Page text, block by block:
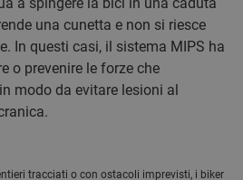
una cunetta e non si riesce
In questi casi, il sistema MIPS ha
o prevenire le forze che
modo da evitare lesioni al
tracciati o con ostacoli imprevisti, i biker